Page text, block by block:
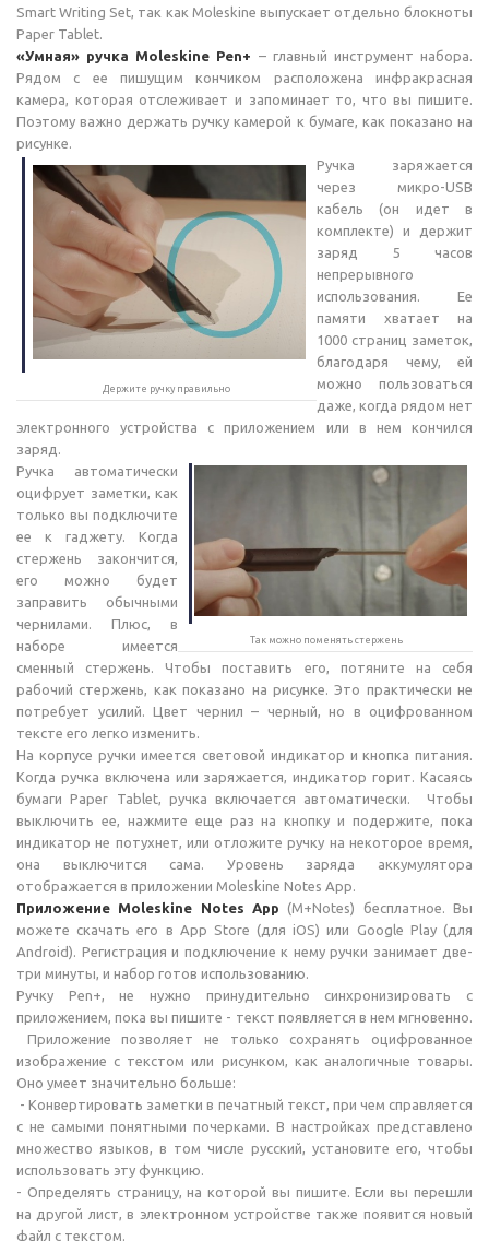
Smart Writing Set, так как Moleskine выпускает отдельно блокноты
Paper Tablet.
«Умная» ручка Moleskine Pen+ – главный инструмент набора.
Рядом с ее пишущим кончиком расположена инфракрасная
камера, которая отслеживает и запоминает то, что вы пишите.
Поэтому важно держать ручку камерой к бумаге, как показано на
рисунке.
Держите ручку правильно
Ручка заряжается
через микро-USB
кабель (он идет в
комплекте) и держит
заряд 5 часов
непрерывного
использования. Ее
памяти хватает на
1000 страниц заметок,
благодаря чему, ей
можно пользоваться
даже, когда рядом нет
электронного устройства с приложением или в нем кончился
заряд.
Так можно поменять стержень
Ручка автоматически
оцифрует заметки, как
только вы подключите
ее к гаджету. Когда
стержень закончится,
его можно будет
заправить обычными
чернилами. Плюс, в
наборе имеется
сменный стержень. Чтобы поставить его, потяните на себя
рабочий стержень, как показано на рисунке. Это практически не
потребует усилий. Цвет чернил – черный, но в оцифрованном
тексте его легко изменить.
На корпусе ручки имеется световой индикатор и кнопка питания.
Когда ручка включена или заряжается, индикатор горит. Касаясь
бумаги Paper Tablet, ручка включается автоматически. Чтобы
выключить ее, нажмите еще раз на кнопку и подержите, пока
индикатор не потухнет, или отложите ручку на некоторое время,
она выключится сама. Уровень заряда аккумулятора
отображается в приложении Moleskine Notes App.
Приложение Moleskine Notes App (M+Notes) бесплатное. Вы
можете скачать его в App Store (для iOS) или Google Play (для
Android). Регистрация и подключение к нему ручки занимает две-
три минуты, и набор готов использованию.
Ручку Pen+, не нужно принудительно синхронизировать с
приложением, пока вы пишите - текст появляется в нем мгновенно.
Приложение позволяет не только сохранять оцифрованное
изображение с текстом или рисунком, как аналогичные товары.
Оно умеет значительно больше:
- Конвертировать заметки в печатный текст, при чем справляется
с не самыми понятными почерками. В настройках представлено
множество языков, в том числе русский, установите его, чтобы
использовать эту функцию.
- Определять страницу, на которой вы пишите. Если вы перешли
на другой лист, в электронном устройстве также появится новый
файл с текстом.